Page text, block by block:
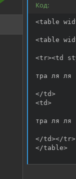
Код:
<table
<table
<tr><td
тра ля ля
</td>
<td>
тра ля ля
</td></tr>
</table>